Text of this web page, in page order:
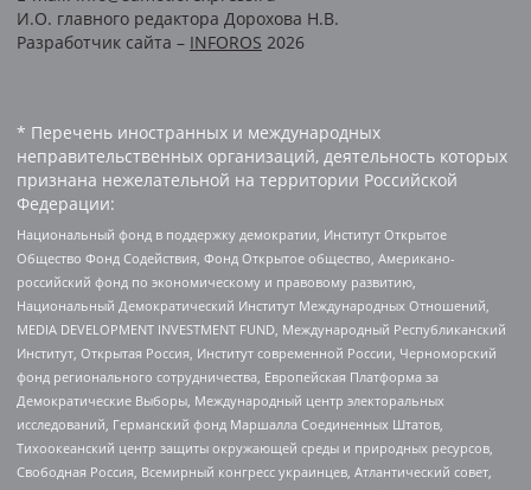
И.О. главного редактора Дорохова Н.В.
Разработчик сайта – INFOROS 2026
* Перечень иностранных и международных
неправительственных организаций, деятельность которых
признана нежелательной на территории Российской
Федерации:
Национальный фонд в поддержку демократии, Институт Открытое
Общество Фонд Содействия, Фонд Открытое общество, Американо-
российский фонд по экономическому и правовому развитию,
Национальный Демократический Институт Международных Отношений,
MEDIA DEVELOPMENT INVESTMENT FUND, Международный Республиканский
Институт, Открытая Россия, Институт современной России, Черноморский
фонд регионального сотрудничества, Европейская Платформа за
Демократические Выборы, Международный центр электоральных
исследований, Германский фонд Маршалла Соединенных Штатов,
Тихоокеанский центр защиты окружающей среды и природных ресурсов,
Свободная Россия, Всемирный конгресс украинцев, Атлантический совет,